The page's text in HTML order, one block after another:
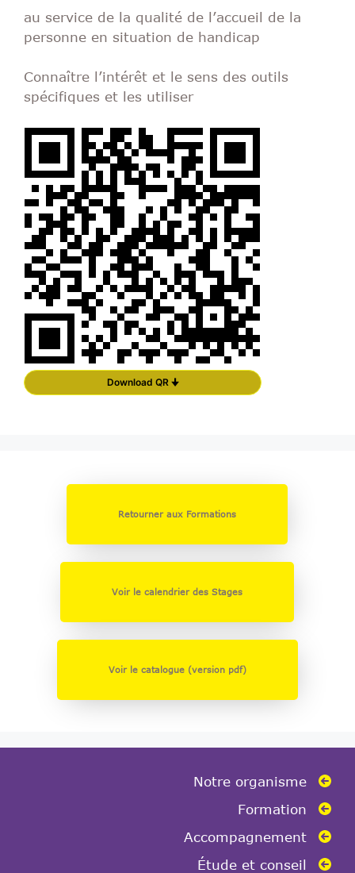
au service de la qualité de l’accueil de la
personne en situation de handicap
Connaître l’intérêt et le sens des outils
spécifiques et les utiliser
Download QR 🠋
Retourner aux Formations
Voir le calendrier des Stages
Voir le catalogue (version pdf)
Notre organisme
Formation
Accompagnement
Étude et conseil